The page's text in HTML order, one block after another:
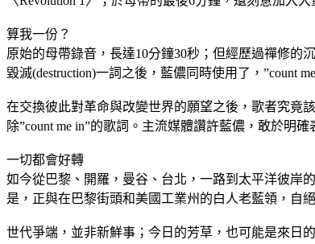
算我一份？
原始的母帶錄音，長達10分鐘30秒；但經歷過禪修的
毀滅(destruction)一詞之後，藍儂同時使用了，”count me
在交換彼此對革命與改變世界的願望之後，歌者究竟
除”count me in”的歌詞。主流媒體讚許藍儂，敢於明
一切都會好轉
如今從巴黎、開羅，曼谷、台北，一路到太平洋彼岸
是，正與在巴黎街頭和美國工業州的白人老藍領，自
世代爭端，並非新鮮事；今日的芳草，也可能是來日